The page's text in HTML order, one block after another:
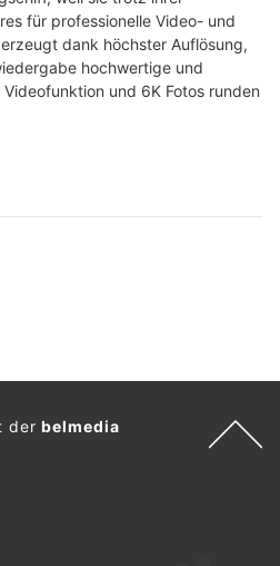
für professionelle Video- und
dank höchster Auflösung,
hochwertige und
und 6K Fotos runden
derbelmedia